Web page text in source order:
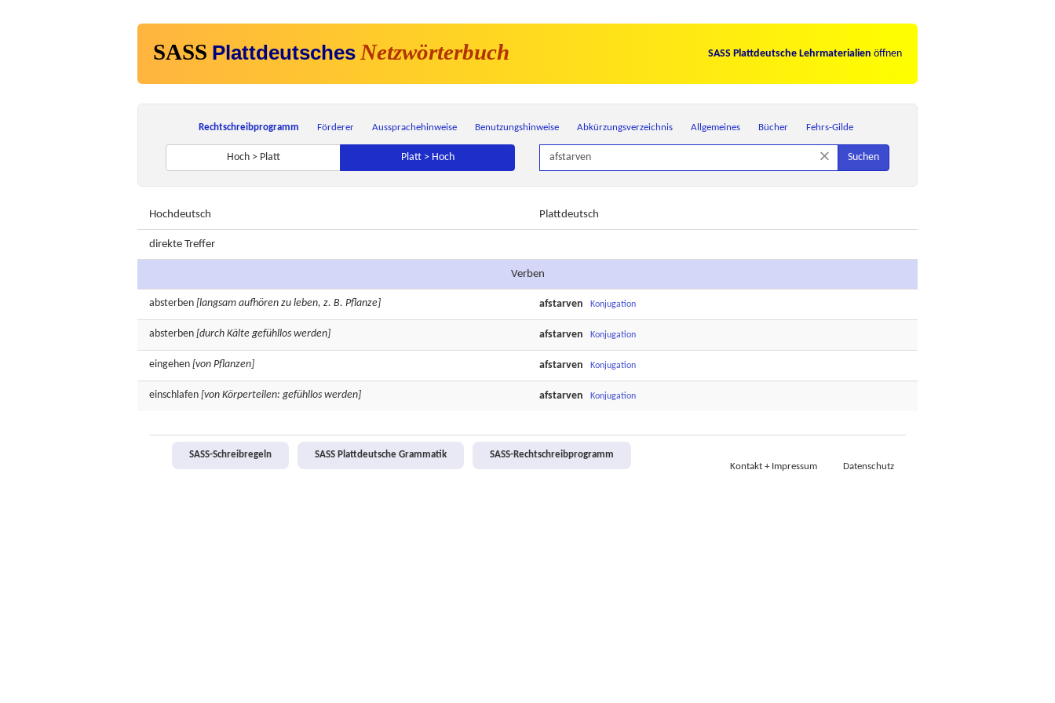
SASS Plattdeutsches Netzwörterbuch SASS Plattdeutsche Lehrmaterialien öffnen
Rechtschreibprogramm Förderer Aussprachehinweise Benutzungshinweise Abkürzungsverzeichnis Allgemeines Bücher Fehrs-Gilde
Hoch > Platt Platt > Hoch × Suchen
Hochdeutsch Plattdeutsch
direkte Treffer
Verben
absterben [langsam aufhören zu leben, z. B. Pflanze] afstarven Konjugation
absterben [durch Kälte gefühllos werden] afstarven Konjugation
eingehen [von Pflanzen] afstarven Konjugation
einschlafen [von Körperteilen: gefühllos werden] afstarven Konjugation
SASS-Schreibregeln SASS Plattdeutsche Grammatik
SASS-Rechtschreibprogramm
Kontakt + Impressum
Datenschutz